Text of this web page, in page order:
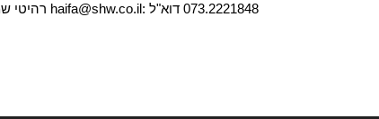
073.2221848 דוא"ל :haifa@shw.co.il רהיטי שמרת הזורע סניף...